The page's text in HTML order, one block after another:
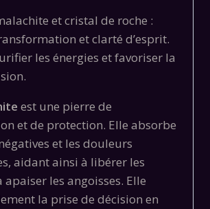
et cristal de roche :
et clarté d’esprit.
les énergies et favoriser la
est une pierre de
et de protection. Elle absorbe
et les douleurs
aidant ainsi à libérer les
apaiser les angoisses. Elle
la prise de décision en